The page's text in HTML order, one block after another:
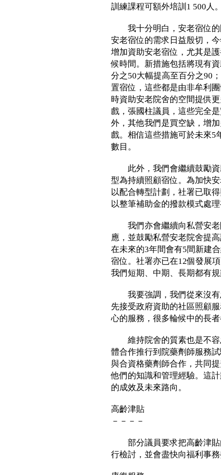
訓練課程可額外培訓1 500人
我十分明白，安老宿位的
安老宿位的需求日益殷切，
增加資助安老宿位，尤其是
候時間。新措施包括將現有
分之50大幅提高至百分之90
置宿位，這些都是由非牟利
時資助安老院舍的空間提供
戲，張國柱議員，這些完全
外，其他我們是買空缺，增
戲。相信這些措施可於未來5
數目。
此外，我們會繼續鼓勵資
型為持續照顧宿位。為加快
以配合轉型計劃，社署已取
以整筆補助金的撥款模式處
我們亦會繼續向私營安老
應，並鼓勵私營安老院舍提
在未來的3年間會有5間新建
宿位。社署亦已在12個發展
我們短期、中期、長期都有
我要強調，我們從來沒有
先接受政府資助的社區照顧
心的服務，很多輪候中的長
維持院舍的質素也是不容
體合作推行到院藥劑師服務
與合資格藥劑師合作，共同
他們的知識和管理經驗。這
的成效及未來路向。
高齡津貼
－－－－
部分議員要求把高齡津貼
行檢討，並會盡快向福利事